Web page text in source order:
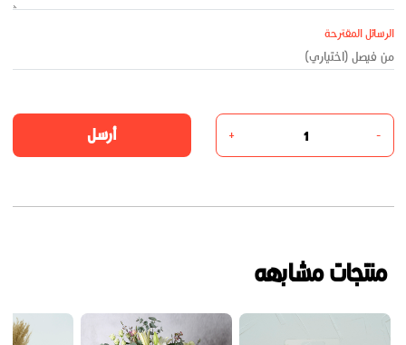
الرسائل المقترحة
-
+ أرسل
منتجات مشابهه